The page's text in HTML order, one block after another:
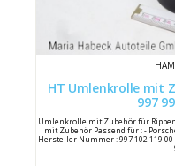
HT Umlenkrolle mit Zubehör für
Umlenkrolle mit Zubehör für
mit Zubehör Passend für : -
Hersteller Nummer : 997 102 119